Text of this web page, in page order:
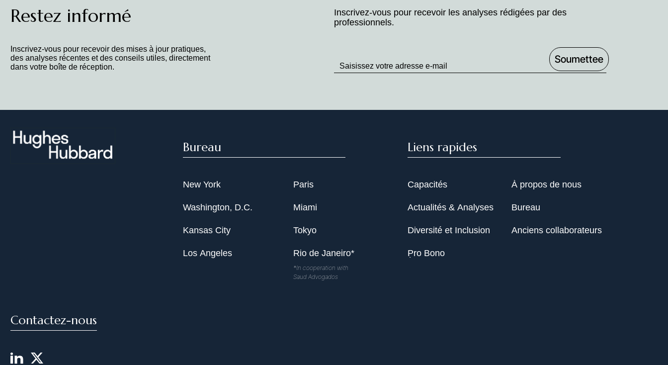
Restez informé
Inscrivez-vous pour recevoir des mises à jour pratiques,
des analyses récentes et des conseils utiles, directement
dans votre boîte de réception.
Inscrivez-vous pour recevoir les analyses rédigées par des
professionnels.
to
Bureau
New York
Washington, D.C.
Kansas City
Los Angeles
Paris
Miami
Tokyo
Rio de Janeiro*
*In cooperation with
Saud Advogados
Liens rapides
Capacités
Actualités & Analyses
Diversité et Inclusion
Pro Bono
À propos de nous
Bureau
Anciens collaborateurs
Contactez-nous